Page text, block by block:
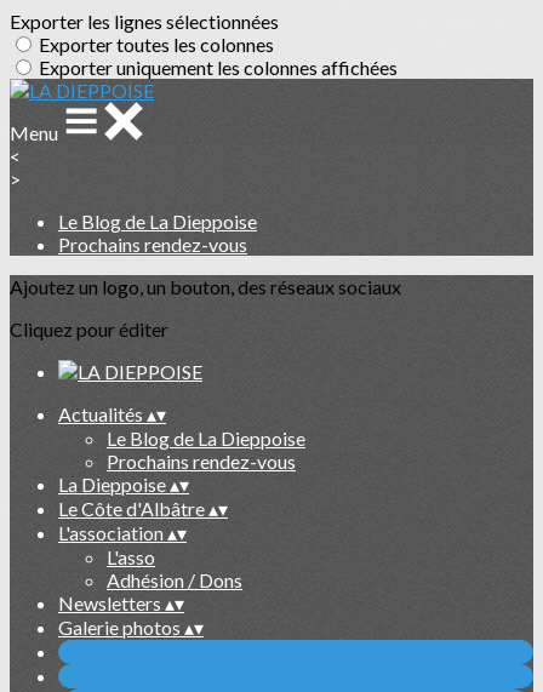
Exporter les lignes sélectionnées
Exporter toutes les colonnes
Exporter uniquement les colonnes affichées
Menu
<
>
Le Blog de La Dieppoise
Prochains rendez-vous
Ajoutez un logo, un bouton, des réseaux sociaux
Cliquez pour éditer
Actualités ▴▾
Le Blog de La Dieppoise
Prochains rendez-vous
La Dieppoise▴▾
Le Côte d'Albâtre▴▾
L'association▴▾
L'asso
Adhésion / Dons
Newsletters ▴▾
Galerie photos ▴▾